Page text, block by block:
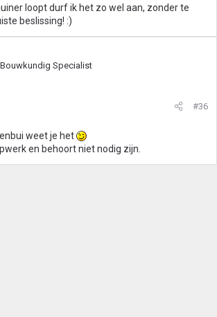
loopt durf ik het zo wel aan, zonder te
beslissing! :)
Specialist
#36
weet je het
en behoort niet nodig zijn.